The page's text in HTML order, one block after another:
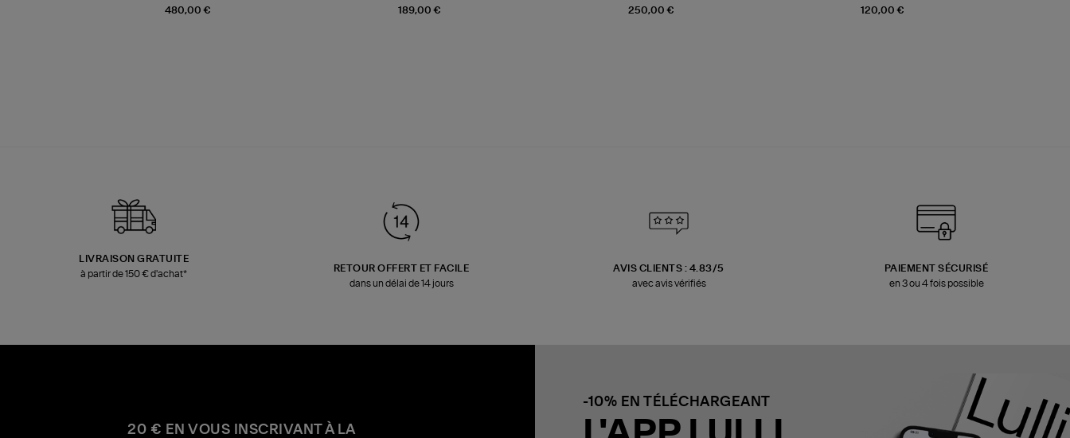
480,00 €
189,00 € 250,00 €
120,00 €
LIVRAISON GRATUITE
à partir de 150 € d'achat*
RETOUR OFFERT ET FACILE
dans un délai de 14 jours
AVIS CLIENTS : 4.83/5
avec avis vérifiés
PAIEMENT SÉCURISÉ
en 3 ou 4 fois possible
20 € EN VOUS INSCRIVANT À LA
-10% EN TÉLÉCHARGEANT